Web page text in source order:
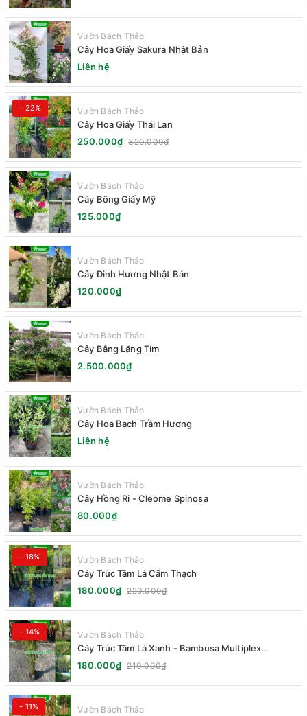
Vườn Bách Thảo
Cây Hoa Giấy Sakura Nhật Bản
Liên hệ
- 22% Vườn Bách Thảo
Cây Hoa Giấy Thái Lan
250.000₫ 320.000₫
Vườn Bách Thảo
Cây Bông Giấy Mỹ
125.000₫
Vườn Bách Thảo
Cây Đinh Hương Nhật Bản
120.000₫
Vườn Bách Thảo
Cây Bằng Lăng Tím
2.500.000₫
Vườn Bách Thảo
Cây Hoa Bạch Trầm Hương
Liên hệ
Vườn Bách Thảo
Cây Hồng Ri - Cleome Spinosa
80.000₫
- 18% Vườn Bách Thảo
Cây Trúc Tăm Lá Cẩm Thạch
180.000₫ 220.000₫
- 14% Vườn Bách Thảo
Cây Trúc Tăm Lá Xanh - Bambusa Multiplex
Fernleaf
180.000₫ 210.000₫
- 11% Vườn Bách Thảo